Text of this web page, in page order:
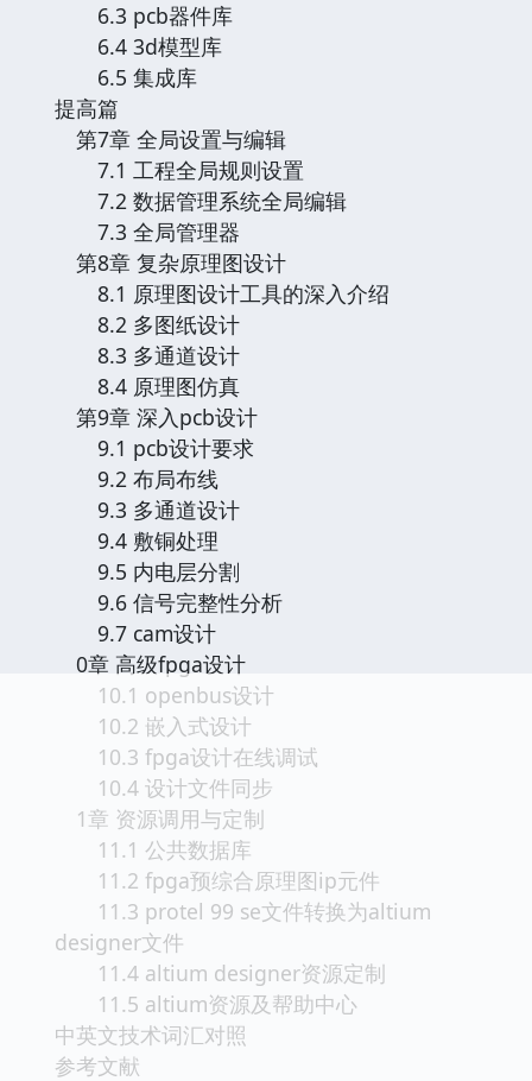
6.3 pcb器件库
6.4 3d模型库
6.5 集成库
提高篇
第7章 全局设置与编辑
7.1 工程全局规则设置
7.2 数据管理系统全局编辑
7.3 全局管理器
第8章 复杂原理图设计
8.1 原理图设计工具的深入介绍
8.2 多图纸设计
8.3 多通道设计
8.4 原理图仿真
第9章 深入pcb设计
9.1 pcb设计要求
9.2 布局布线
9.3 多通道设计
9.4 敷铜处理
9.5 内电层分割
9.6 信号完整性分析
9.7 cam设计
0章 高级fpga设计
10.1 openbus设计
10.2 嵌入式设计
10.3 fpga设计在线调试
10.4 设计文件同步
1章 资源调用与定制
11.1 公共数据库
11.2 fpga预综合原理图ip元件
11.3 protel 99 se文件转换为altium
designer文件
11.4 altium designer资源定制
11.5 altium资源及帮助中心
中英文技术词汇对照
参考文献